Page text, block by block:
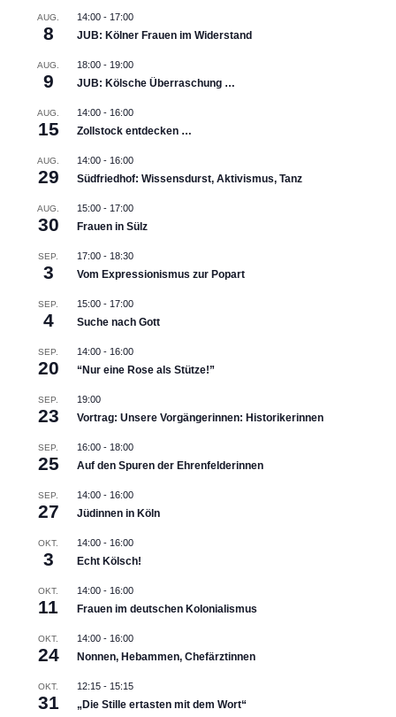
AUG.
8
14:00- 17:00
JUB: Kölner Frauen im Widerstand
AUG.
9
18:00- 19:00
JUB: Kölsche Überraschung …
AUG.
15
14:00- 16:00
Zollstock entdecken …
AUG.
29
14:00- 16:00
Südfriedhof: Wissensdurst, Aktivismus, Tanz
AUG.
30
15:00- 17:00
Frauen in Sülz
SEP.
3
17:00- 18:30
Vom Expressionismus zur Popart
SEP.
4
15:00- 17:00
Suche nach Gott
SEP.
20
14:00- 16:00
“Nur eine Rose als Stütze!”
SEP.
23
19:00
Vortrag: Unsere Vorgängerinnen: Historikerinnen
SEP.
25
16:00- 18:00
Auf den Spuren der Ehrenfelderinnen
SEP.
27
14:00- 16:00
Jüdinnen in Köln
OKT.
3
14:00- 16:00
Echt Kölsch!
OKT.
11
14:00- 16:00
Frauen im deutschen Kolonialismus
OKT.
24
14:00- 16:00
Nonnen, Hebammen, Chefärztinnen
OKT.
31
12:15- 15:15
„Die Stille ertasten mit dem Wort“